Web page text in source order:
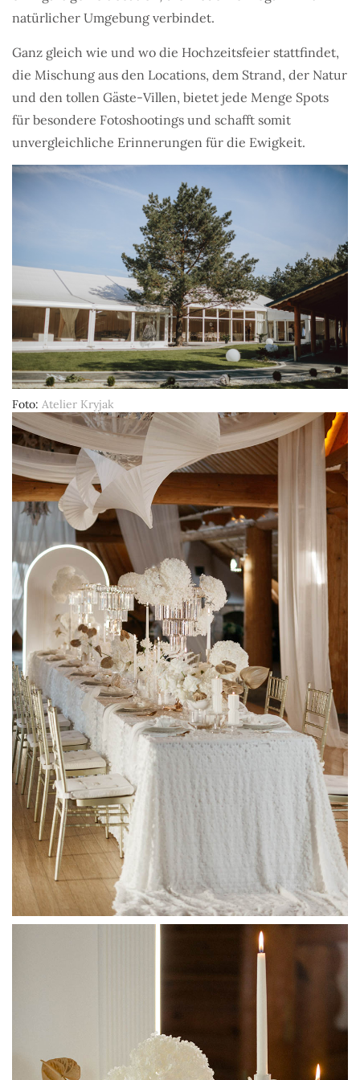
natürlicher Umgebung verbindet.
Ganz gleich wie und wo die Hochzeitsfeier stattfindet,
die Mischung aus den Locations, dem Strand, der Natur
und den tollen Gäste-Villen, bietet jede Menge Spots
für besondere Fotoshootings und schafft somit
unvergleichliche Erinnerungen für die Ewigkeit.
Foto Atelier Kryjak